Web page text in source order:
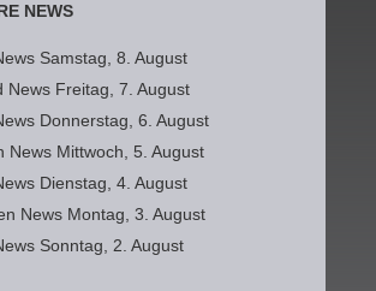
NEWS
Samstag, 8. August
News Freitag, 7. August
Donnerstag, 6. August
News Mittwoch, 5. August
Dienstag, 4. August
News Montag, 3. August
Sonntag, 2. August